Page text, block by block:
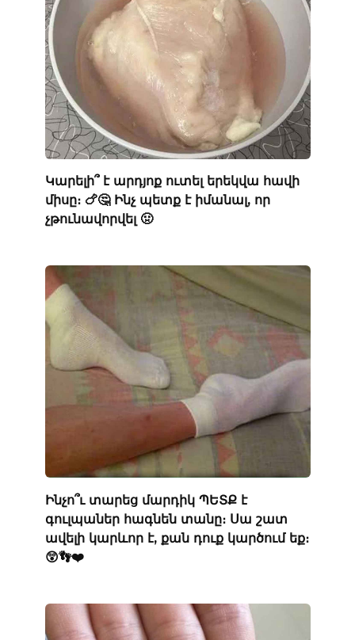
Կարելի՞ է արդյոք ուտել երեկվա հավի
միսը։ 🍗🤔 Ինչ պետք է իմանալ, որ
չթունավորվել 🤢
Ինչո՞ւ տարեց մարդիկ ՊԵՏՔ է
գուլպաներ հագնեն տանը։ Սա շատ
ավելի կարևոր է, քան դուք կարծում եք։
😲👣❤️